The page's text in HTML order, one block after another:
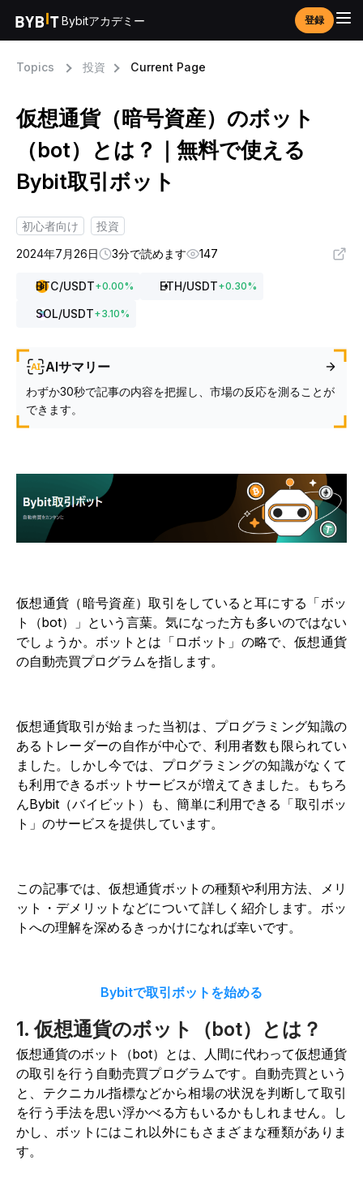
Bybitアカデミー 登録
Topics 投資 Current Page
仮想通貨（暗号資産）のボット
（bot）とは？｜無料で使える
Bybit取引ボット
初心者向け
投資
2024年7月26日
3分で読めます 147
BTC/USDT+0.00% ETH/USDT+0.30%
SOL/USDT+3.10%
AIサマリー
わずか30秒で記事の内容を把握し、市場の反応を測ることが
できます。
仮想通貨（暗号資産）取引をしていると耳にする「ボッ
ト（bot）」という言葉。気になった方も多いのではない
でしょうか。ボットとは「ロボット」の略で、仮想通貨
の自動売買プログラムを指します。
仮想通貨取引が始まった当初は、プログラミング知識の
あるトレーダーの自作が中心で、利用者数も限られてい
ました。しかし今では、プログラミングの知識がなくて
も利用できるボットサービスが増えてきました。もちろ
んBybit（バイビット）も、簡単に利用できる「取引ボッ
ト」のサービスを提供しています。
この記事では、仮想通貨ボットの種類や利用方法、メリ
ット・デメリットなどについて詳しく紹介します。ボッ
トへの理解を深めるきっかけになれば幸いです。
Bybitで取引ボットを始める
1. 仮想通貨のボット（bot）とは？
仮想通貨のボット（bot）とは、人間に代わって仮想通貨
の取引を行う自動売買プログラムです。自動売買という
と、テクニカル指標などから相場の状況を判断して取引
を行う手法を思い浮かべる方もいるかもしれません。し
かし、ボットにはこれ以外にもさまざまな種類がありま
す。